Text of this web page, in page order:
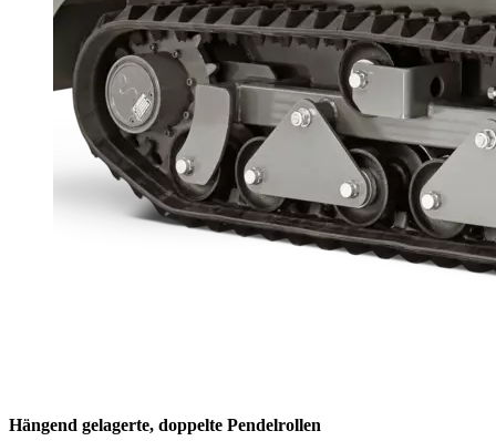
Hängend gelagerte, doppelte Pendelrollen